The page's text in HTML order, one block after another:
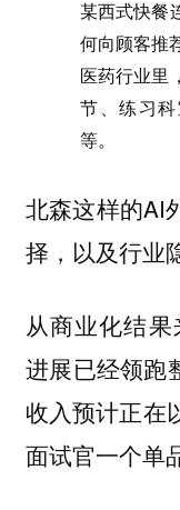
某西式快餐
何向顾客推
医药行业里
节、练习
等。
北森这样的AI
择，以及行业
从商业化结
进展已经领跑
收入预计正在
面试官一个单